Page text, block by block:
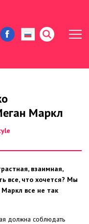
Маркл
взаимная,
все, что хочется? Мы
все не так
должна соблюдать